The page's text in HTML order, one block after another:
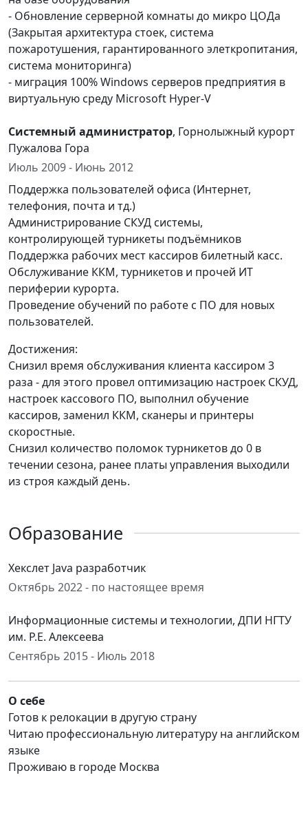
- Обновление серверной комнаты до микро ЦОДа
(Закрытая архитектура стоек, система
пожаротушения, гарантированного элеткропитания,
система мониторинга)
- миграция 100% Windows серверов предприятия в
виртуальную среду Microsoft Hyper-V
Системный администратор, Горнолыжный курорт
Пужалова Гора
Июль 2009 - Июнь 2012
Поддержка пользователей офиса (Интернет,
телефония, почта и тд.)
Администрирование СКУД системы,
контролирующей турникеты подъёмников
Поддержка рабочих мест кассиров билетный касс.
Обслуживание ККМ, турникетов и прочей ИТ
периферии курорта.
Проведение обучений по работе с ПО для новых
пользователей.
Достижения:
Снизил время обслуживания клиента кассиром 3
раза - для этого провел оптимизацию настроек СКУД,
настроек кассового ПО, выполнил обучение
кассиров, заменил ККМ, сканеры и принтеры
скоростные.
Снизил количество поломок турникетов до 0 в
течении сезона, ранее платы управления выходили
из строя каждый день.
Образование
Хекслет Java разработчик
Октябрь 2022 - по настоящее время
Информационные системы и технологии, ДПИ НГТУ
им. Р.Е. Алексеева
Сентябрь 2015 - Июль 2018
О себе
Готов к релокации в другую страну
Читаю профессиональную литературу на английском
языке
Проживаю в городе Москва